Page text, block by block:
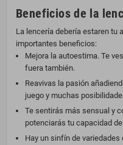
Beneficios de la
La lencería debería estaren tu
importantes beneficios:
Mejora la autoestima. Te
fuera también.
Reavivas la pasión
juego y muchas
Te sentirás más sensual y
potenciarás tu capacidad
Hay un sinfín de